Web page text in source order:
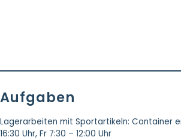
Aufgaben
Lagerarbeiten mit Sportartikeln: Container
16:30 Uhr, Fr 7:30 – 12:00 Uhr